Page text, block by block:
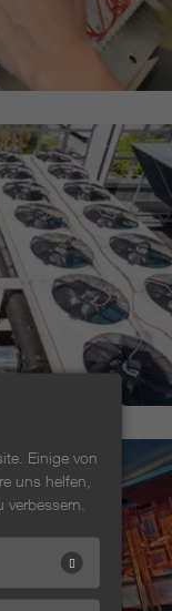
Einige von
uns helfen,